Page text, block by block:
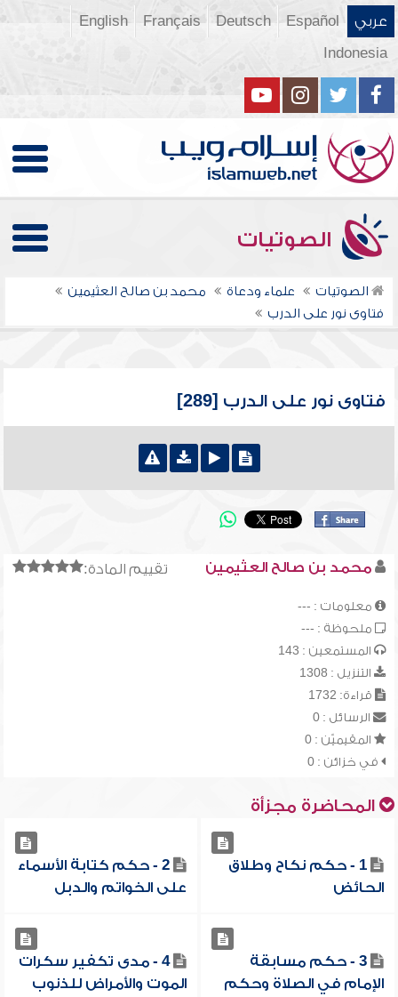
عربي Español
Deutsch
Français
English
Indonesia
الصوتيات
الصوتيات علماء ودعاة
محمد بن صالح العثيمين
فتاوى نور على الدرب
فتاوى نور على الدرب [289]
تقييم المادة: محمد بن صالح العثيمين
معلومات : ---
ملحوظة : ---
المستمعين : 143
التنزيل : 1308
قراءة: 1732
الرسائل : 0
المقيميّن : 0
في خزائن : 0
المحاضرة مجزأة
1 - حكم نكاح وطلاق
الحائض
2 - حكم كتابة الأسماء
على الخواتم والدبل
3 - حكم مسابقة
الإمام في الصلاة وحكم
4 - مدى تكفير سكرات
الموت والأمراض للذنوب